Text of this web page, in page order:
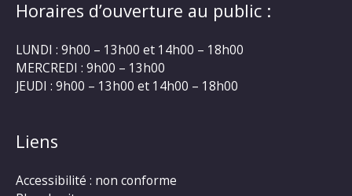
Horaires d’ouverture au public :
LUNDI : 9h00 – 13h00 et 14h00 – 18h00
MERCREDI : 9h00 – 13h00
JEUDI : 9h00 – 13h00 et 14h00 – 18h00
Liens
Accessibilité : non conforme